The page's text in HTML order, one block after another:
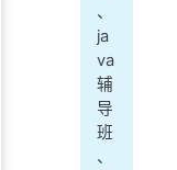
、
ja
va
辅
导
班
、